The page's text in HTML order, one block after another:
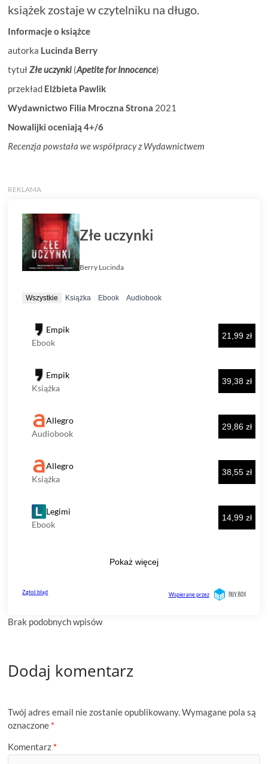
książek zostaje w czytelniku na długo.
Informacje o książce
autorka Lucinda Berry
tytułZłe uczynki (Apetite for Innocence)
przekład Elżbieta Pawlik
Wydawnictwo Filia Mroczna Strona 2021
Nowalijki oceniają 4+/6
Recenzja powstała we współpracy z Wydawnictwem
Brak podobnych wpisów
Dodaj komentarz
Twój adres email nie zostanie opublikowany.Wymagane pola są
oznaczone *
Komentarz *